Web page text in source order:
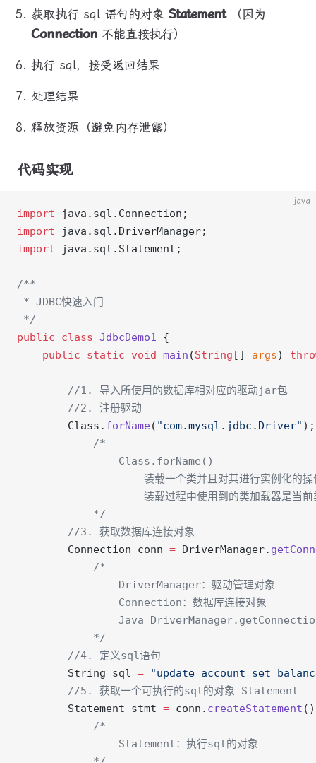
获取执行 sql 语句的对象 Statement（因为
Connection 不能直接执行）
执行 sql，接受返回结果
处理结果
释放资源（避免内存泄露）
代码实现
java
import java.sql.Connection;
import java.sql.DriverManager;
import java.sql.Statement;
/**
* JDBC快速入门
*/
public class JdbcDemo1 {
    public
static void main (String [] args)
        //1. 导入所使用的数据库相对应的驱动jar包
        //2. 注册驱动
        Class.
forName( "com.mysql.jdbc.Driver" );
	        /*
	        	Class.forName()
装载一个类并且对其进行实例化的
装载过程中使用到的类加载器是当
			*/
        //3. 获取数据库连接对象
        Connection conn
= DriverManager.
			/*
				DriverManager：驱动管理对象
				Connection：数据库连接对象
Java
			*/
        //4. 定义sql语句
        String sql
= "update account set
        //5. 获取一个可执行的sql的对象 Statement
        Statement stmt
= conn. createStatement
	        /*
				Statement：执行sql的对象